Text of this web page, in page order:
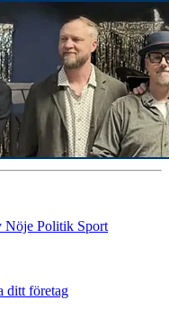
Nöje Politik Sport
ditt företag